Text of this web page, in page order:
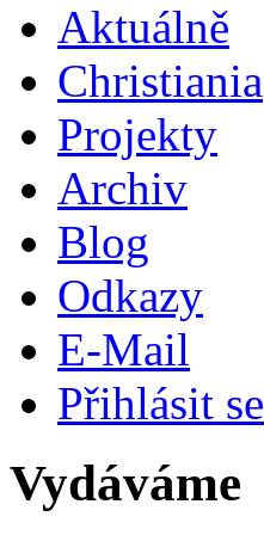
Aktuálně
Christiania
Projekty
Archiv
Blog
Odkazy
E-Mail
Přihlásit se
Vydáváme